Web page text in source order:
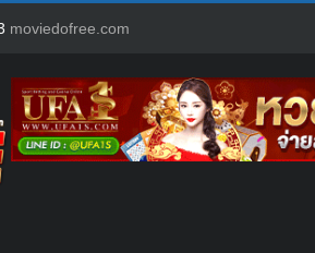
moviedofree.com